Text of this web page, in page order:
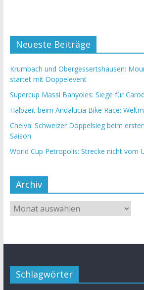
Neueste Beiträge
Krumbach und Obergessertshausen:
startet mit Doppelevent
Supercup Massi Banyoles: Siege für
Halbzeit beim Andalucia Bike Race:
Chelva: Schweizer Doppelsieg beim
Saison
World Cup Petropolis: Strecke nicht vom
Archiv
Schlagwörter